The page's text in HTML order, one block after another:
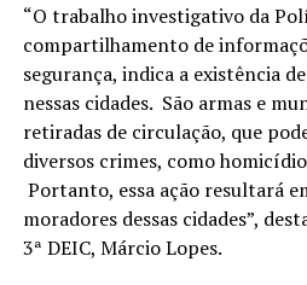
“O trabalho investigativo da
compartilhamento de
segurança, indica a existência
nessas cidades. São armas e
retiradas de circulação, que
diversos crimes, como
Portanto, essa ação resultará
moradores dessas cidades”,
3ª DEIC, Márcio Lopes.